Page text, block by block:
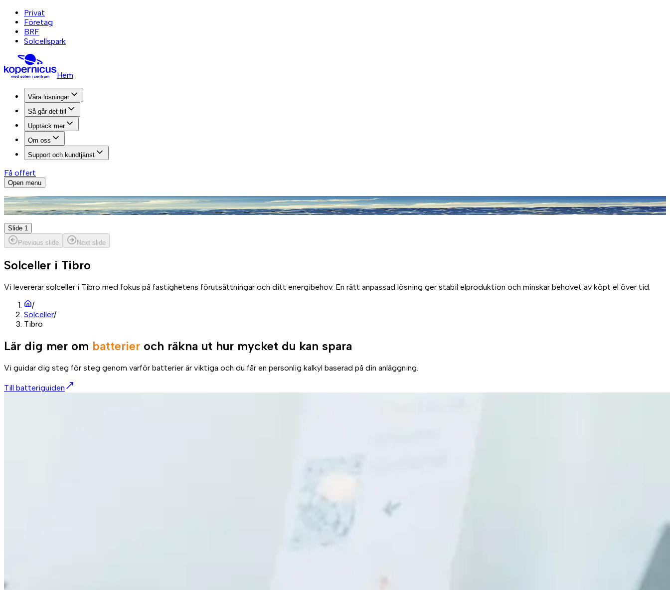
Privat
Företag
BRF
Solcellspark
Hem
Våra lösningar
Så går det till
Upptäck mer
Om oss
Support och kundtjänst
Få offert
Open menu
Slide 1
Previous slide
Next slide
Solceller i Tibro
Vi levererar solceller i Tibro med fokus på fastighetens förutsättningar och ditt energibehov. En rätt anpassad lösning ger stabil elproduktion och minskar behovet av köpt el över tid.
/
Solceller/
Tibro
Lär dig mer om batterier och räkna ut hur mycket du kan spara
Vi guidar dig steg för steg genom varför batterier är viktiga och du får en personlig kalkyl baserad på din anläggning.
Till batteriguiden